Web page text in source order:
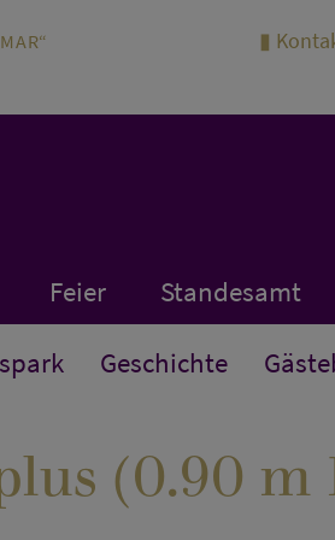
Feier Standesamt
Geschichte
(0.90